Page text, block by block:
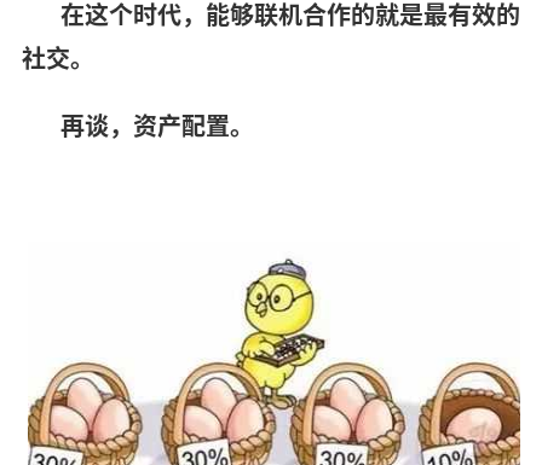
在这个时代，能够联机合作的就是最有效的
社交。
再谈，资产配置。